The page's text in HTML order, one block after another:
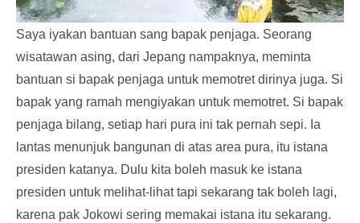
Saya iyakan bantuan sang bapak penjaga. Seorang
wisatawan asing, dari Jepang nampaknya, meminta
bantuan si bapak penjaga untuk memotret dirinya juga. Si
bapak yang ramah mengiyakan untuk memotret. Si bapak
penjaga bilang, setiap hari pura ini tak pernah sepi. Ia
lantas menunjuk bangunan di atas area pura, itu istana
presiden katanya. Dulu kita boleh masuk ke istana
presiden untuk melihat-lihat tapi sekarang tak boleh lagi,
karena pak Jokowi sering memakai istana itu sekarang.